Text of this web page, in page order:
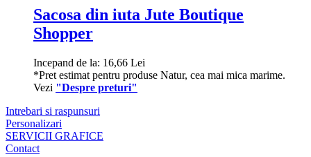
Sacosa din iuta Jute Boutique
Shopper
Incepand de la: 16,66 Lei
*Pret estimat pentru produse Natur, cea mai mica marime.
Vezi "Despre preturi"
Intrebari si raspunsuri
Personalizari
SERVICII GRAFICE
Contact